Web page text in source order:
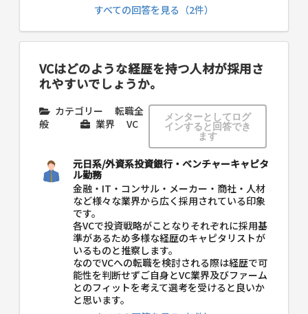
すべての回答を見る（2件）
VCはどのような経歴を持つ人材が採用さ
れやすいでしょうか。
カテゴリー
転職全
般
業界 VC
メンターとしてログ
インすると回答でき
ます
元日系/外資系投資銀行・ベンチャーキャピタ
ル勤務
金融・IT・コンサル・メーカー・商社・人材
など様々な業界から広く採用されている印象
です。
各VCで投資戦略がことなりそれぞれに採用基
準があるため多様な経歴のキャピタリストが
いるものと推察します。
なのでVCへの転職を検討される際は経歴で可
能性を判断せずご自身とVC業界及びファーム
とのフィットを考えて選考を受けると良いか
と思います。